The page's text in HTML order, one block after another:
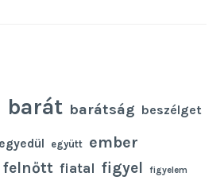
barát barátság beszélget
egyedül együtt ember
felnőtt fiatal figyel figyelem